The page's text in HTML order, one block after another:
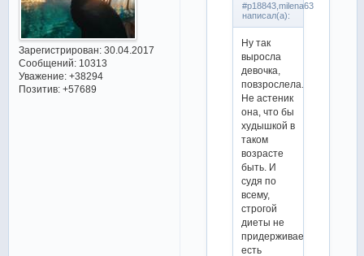
Зарегистрирован: 30.04.2017
Сообщений:10313
Уважение: +38294
Позитив: +57689
#p18843,milena63
написал(а):
Ну так
выросла
девочка,
повзрослела.
Не астеник
она, что бы
худышкой в
таком
возрасте
быть. И
судя по
всему,
строгой
диеты не
придерживается,
есть